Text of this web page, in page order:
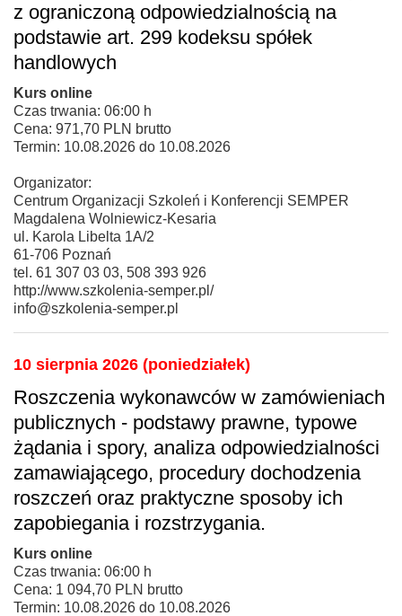
z ograniczoną odpowiedzialnością na
podstawie art. 299 kodeksu spółek
handlowych
Kurs online
Czas trwania: 06:00 h
Cena: 971,70 PLN brutto
Termin: 10.08.2026 do 10.08.2026
Organizator:
Centrum Organizacji Szkoleń i Konferencji SEMPER
Magdalena Wolniewicz-Kesaria
ul. Karola Libelta 1A/2
61-706 Poznań
tel. 61 307 03 03, 508 393 926
http://www.szkolenia-semper.pl/
info@szkolenia-semper.pl
10 sierpnia 2026 (poniedziałek)
Roszczenia wykonawców w zamówieniach
publicznych - podstawy prawne, typowe
żądania i spory, analiza odpowiedzialności
zamawiającego, procedury dochodzenia
roszczeń oraz praktyczne sposoby ich
zapobiegania i rozstrzygania.
Kurs online
Czas trwania: 06:00 h
Cena: 1 094,70 PLN brutto
Termin: 10.08.2026 do 10.08.2026